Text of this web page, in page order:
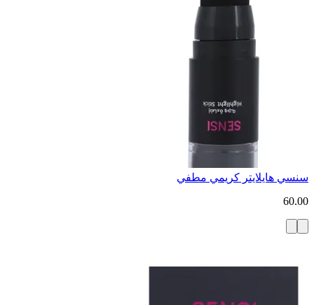
سنسي هايلايتر كريمي مطفي
60.00